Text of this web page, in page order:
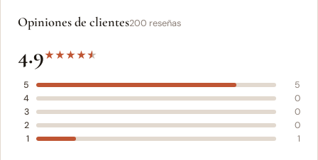
Opiniones de clientes200 reseñas
4.9★★★★★
5
5
4
0
3
0
2
0
1
1